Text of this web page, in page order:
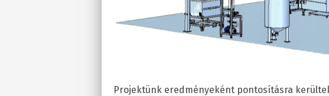
Projektünk eredményeként pontosításra